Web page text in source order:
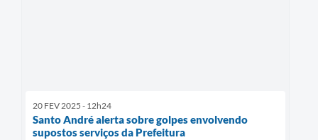
20 FEV 2025 - 12h24
Santo André alerta sobre golpes envolvendo
supostos serviços da Prefeitura